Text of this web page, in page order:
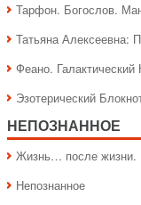
Тарфон. Богослов.
Татьяна Алексеевна:
Феано. Галактический
Эзотерический
НЕПОЗНАННОЕ
Жизнь… после жизни.
Непознанное